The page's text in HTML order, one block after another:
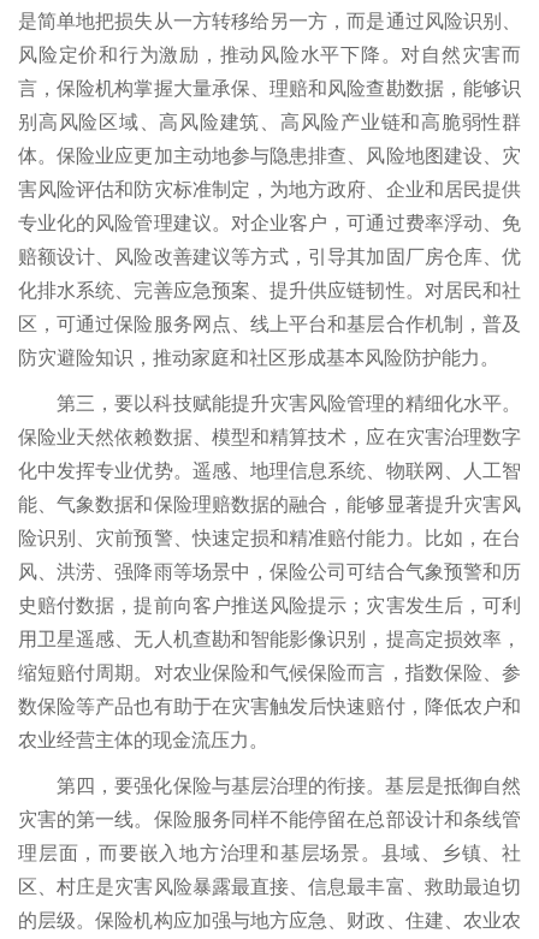
是简单地把损失从一方转移给另一方，而是通过风险识别、
风险定价和行为激励，推动风险水平下降。对自然灾害而
言，保险机构掌握大量承保、理赔和风险查勘数据，能够识
别高风险区域、高风险建筑、高风险产业链和高脆弱性群
体。保险业应更加主动地参与隐患排查、风险地图建设、灾
害风险评估和防灾标准制定，为地方政府、企业和居民提供
专业化的风险管理建议。对企业客户，可通过费率浮动、免
赔额设计、风险改善建议等方式，引导其加固厂房仓库、优
化排水系统、完善应急预案、提升供应链韧性。对居民和社
区，可通过保险服务网点、线上平台和基层合作机制，普及
防灾避险知识，推动家庭和社区形成基本风险防护能力。
第三，要以科技赋能提升灾害风险管理的精细化水平。
保险业天然依赖数据、模型和精算技术，应在灾害治理数字
化中发挥专业优势。遥感、地理信息系统、物联网、人工智
能、气象数据和保险理赔数据的融合，能够显著提升灾害风
险识别、灾前预警、快速定损和精准赔付能力。比如，在台
风、洪涝、强降雨等场景中，保险公司可结合气象预警和历
史赔付数据，提前向客户推送风险提示；灾害发生后，可利
用卫星遥感、无人机查勘和智能影像识别，提高定损效率，
缩短赔付周期。对农业保险和气候保险而言，指数保险、参
数保险等产品也有助于在灾害触发后快速赔付，降低农户和
农业经营主体的现金流压力。
第四，要强化保险与基层治理的衔接。基层是抵御自然
灾害的第一线。保险服务同样不能停留在总部设计和条线管
理层面，而要嵌入地方治理和基层场景。县域、乡镇、社
区、村庄是灾害风险暴露最直接、信息最丰富、救助最迫切
的层级。保险机构应加强与地方应急、财政、住建、农业农